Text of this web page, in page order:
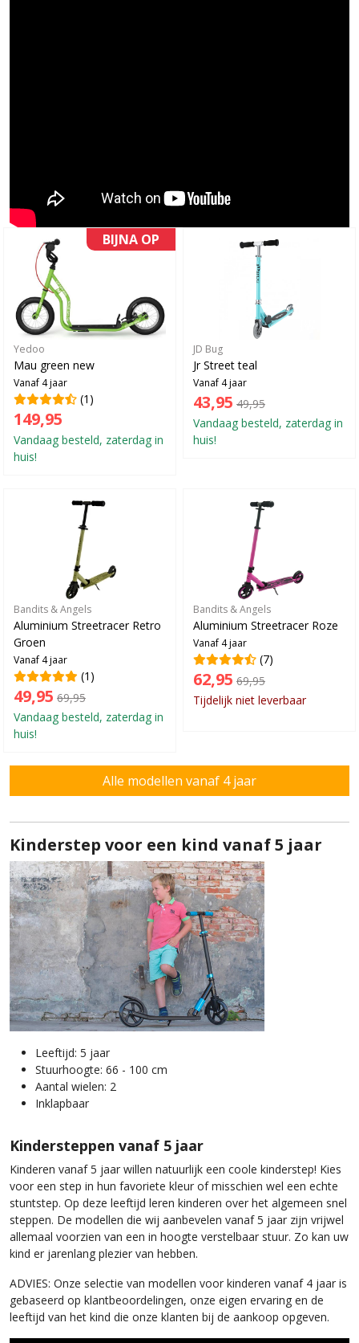
BIJNA OP
Yedoo
Mau green new
Vanaf 4 jaar
(1)
149,95
Vandaag besteld, zaterdag in
huis!
JD Bug
Jr Street teal
Vanaf 4 jaar
43,95 49,95
Vandaag besteld, zaterdag in
huis!
Bandits & Angels
Aluminium Streetracer Retro
Groen
Vanaf 4 jaar
(1)
49,95 69,95
Vandaag besteld, zaterdag in
huis!
Bandits & Angels
Aluminium Streetracer Roze
Vanaf 4 jaar
(7)
62,95 69,95
Tijdelijk niet leverbaar
Alle modellen vanaf 4 jaar
Kinderstep voor een kind vanaf 5 jaar
Leeftijd: 5 jaar
Stuurhoogte: 66 - 100 cm
Aantal wielen: 2
Inklapbaar
Kindersteppen vanaf 5 jaar
Kinderen vanaf 5 jaar willen natuurlijk een coole kinderstep! Kies
voor een step in hun favoriete kleur of misschien wel een echte
stuntstep. Op deze leeftijd leren kinderen over het algemeen snel
steppen. De modellen die wij aanbevelen vanaf 5 jaar zijn vrijwel
allemaal voorzien van een in hoogte verstelbaar stuur. Zo kan uw
kind er jarenlang plezier van hebben.
ADVIES: Onze selectie van modellen voor kinderen vanaf 4 jaar is
gebaseerd op klantbeoordelingen, onze eigen ervaring en de
leeftijd van het kind die onze klanten bij de aankoop opgeven.